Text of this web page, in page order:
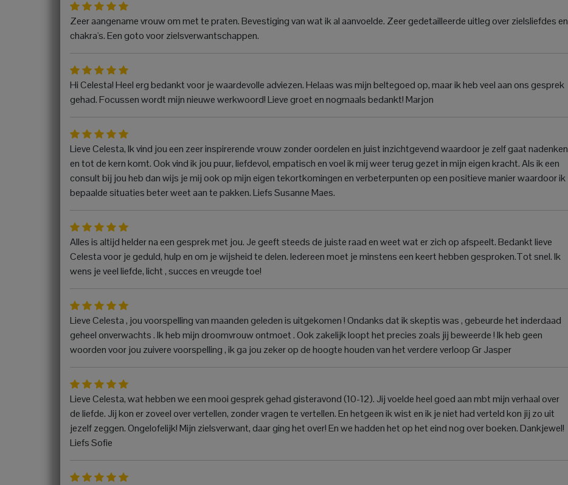
Zeer aangename vrouw om met te praten. Bevestiging van wat ik al aanvoelde. Zeer gedetailleerde uitleg over zielsliefdes en
chakra's. Een goto voor zielsverwantschappen.
Hi Celesta! Heel erg bedankt voor je waardevolle adviezen. Helaas was mijn beltegoed op, maar ik heb veel aan ons gesprek
gehad. Focussen wordt mijn nieuwe werkwoord! Lieve groet en nogmaals bedankt! Marjon
Lieve Celesta, Ik vind jou een zeer inspirerende vrouw zonder oordelen en juist inzichtgevend waardoor je zelf gaat nadenken
en tot de kern komt. Ook vind ik jou puur, liefdevol, empatisch en voel ik mij weer terug gezet in mijn eigen kracht. Als ik een
consult bij jou heb dan wijs je mij ook op mijn eigen tekortkomingen en verbeterpunten op een positieve manier waardoor ik
bepaalde situaties beter weet aan te pakken. Liefs Susanne Maes.
Alles is altijd helder na een gesprek met jou. Je geeft steeds de juiste raad en weet wat er zich op afspeelt. Bedankt lieve
Celesta voor je geduld, hulp en om je wijsheid te delen. Iedereen moet je minstens een keert hebben gesproken.Tot snel. Ik
wens je veel liefde, licht , succes en vreugde toe!
Lieve Celesta , jou voorspelling van maanden geleden is uitgekomen ! Ondanks dat ik skeptis was , gebeurde het inderdaad
geheel onverwachts . Ik heb mijn droomvrouw ontmoet . Ook zakelijk loopt het precies zoals jij beweerde ! Ik heb geen
woorden voor jou zuivere voorspelling , ik ga jou zeker op de hoogte houden van het verdere verloop Gr Jasper
Lieve Celesta, wat hebben we een mooi gesprek gehad gisteravond (10-12). Jij voelde heel goed aan mbt mijn verhaal over
de liefde. Jij kon er zoveel over vertellen, zonder vragen te vertellen. En hetgeen ik wist en ik je niet had verteld kon jij zo uit
jezelf zeggen. Ongelofelijk! Mijn zielsverwant, daar ging het over! En we hadden het op het eind nog over boeken. Dankjewel!
Liefs Sofie